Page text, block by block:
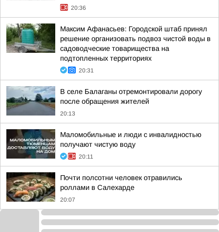
20:36
Максим Афанасьев: Городской штаб принял
решение организовать подвоз чистой воды в
садоводческие товарищества на
подтопленных территориях
20:31
В селе Балаганы отремонтировали дорогу
после обращения жителей
20:13
Маломобильные и люди с инвалидностью
получают чистую воду
20:11
Почти полсотни человек отравились
роллами в Салехарде
20:07